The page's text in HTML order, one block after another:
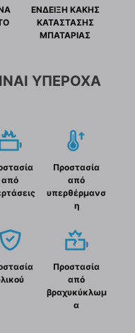
ΕΝΔΕΙΞΗ ΚΑΚΗΣ
ΚΑΤΑΣΤΑΣΗΣ
ΜΠΑΤΑΡΙΑΣ
ΥΠΕΡΟΧΑ
από
Προστασία
από
υπερθέρμανσ
η
Προστασία
από
βραχυκύκλωμ
α